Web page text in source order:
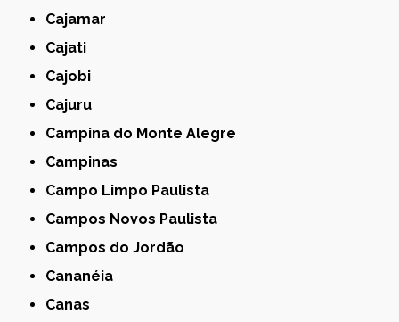
Cajamar
Cajati
Cajobi
Cajuru
Campina do Monte Alegre
Campinas
Campo Limpo Paulista
Campos Novos Paulista
Campos do Jordão
Cananéia
Canas